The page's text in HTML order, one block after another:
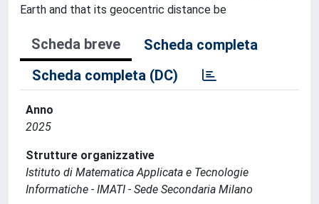
Earth and that its geocentric distance be
Scheda breve
Scheda completa
Scheda completa (DC)
Anno
2025
Strutture organizzative
Istituto di Matematica Applicata e Tecnologie
Informatiche - IMATI - Sede Secondaria Milano